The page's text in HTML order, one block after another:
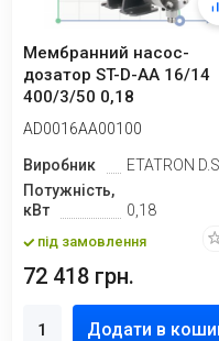
Мембранний насос-
дозатор ST-D-AA 16/14
400/3/50 0,18
AD0016AA00100
Виробник
ETATRON
Потужність,
кВт
0,18
під замовлення
72 418 грн.
Додати в